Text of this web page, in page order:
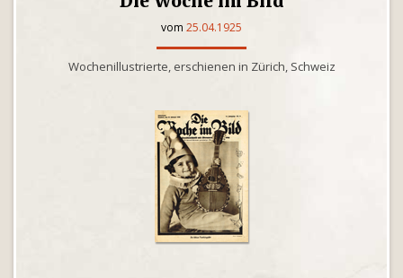
vom 25.04.1925
Wochenillustrierte, erschienen in Zürich, Schweiz